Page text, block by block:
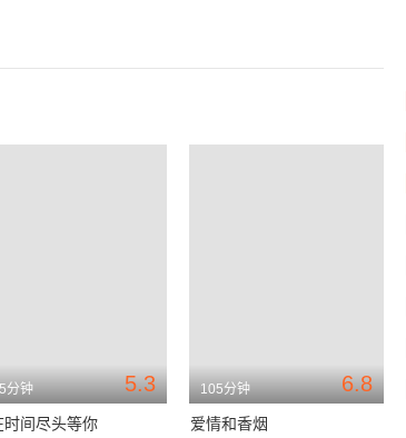
5.3
分钟
时间尽头等你
6.8
105分钟
爱情和香烟